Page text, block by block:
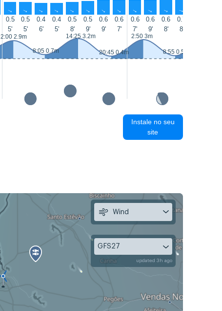
↑ ↑ ↑ ↑ ↑ ↑ ↑ ↑ ↑ ↑ ↑ ↑
0.5 0.5 0.4 0.4 0.5 0.5 0.6 0.6 0.6 0.6 0.6 0.7
5' 5' 6' 5' 8' 9' 9' 7' 7' 9' 8' 8'
2:00 2.9m
8:05 0.7m
14:25 3.2m
20:45 0.4m
2:50 3m
8:55 0.5m
Instale no seu
site
Wind
GFS27
updated 3h ago